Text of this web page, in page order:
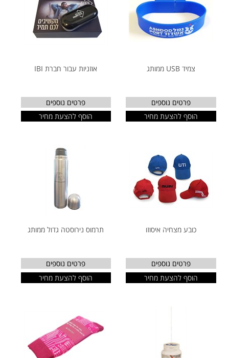
צמיד USB ממותג
פרטים נוספים
הוסף להצעת מחיר
אוזניות עבור חברת IBI
פרטים נוספים
הוסף להצעת מחיר
כובע מצחיה איסוזו
פרטים נוספים
הוסף להצעת מחיר
תרמוס נירוסטה גדול ממותג
פרטים נוספים
הוסף להצעת מחיר